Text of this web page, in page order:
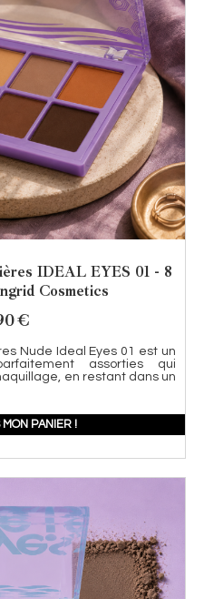
IDEAL EYES 01 - 8
Cosmetics
€
Nude Ideal Eyes 01 est un
assorties qui
en restant dans un
MON PANIER !